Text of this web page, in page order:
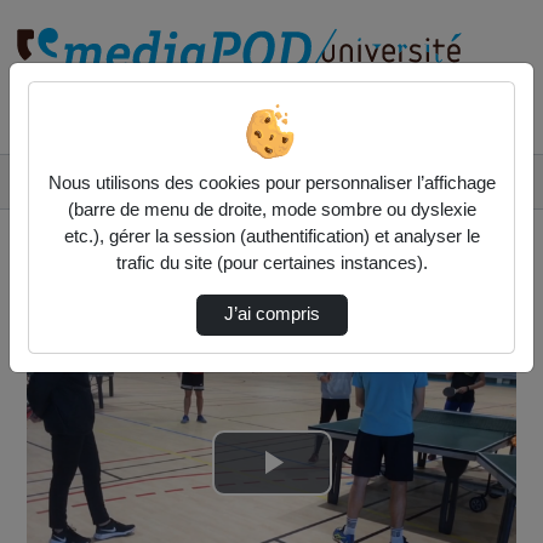
TT Péda Didac « Situations Ludiques » groupe…
Lire
Nous utilisons des cookies pour personnaliser l’affichage
(barre de menu de droite, mode sombre ou dyslexie
etc.), gérer la session (authentification) et analyser le
trafic du site (pour certaines instances).
J’ai compris